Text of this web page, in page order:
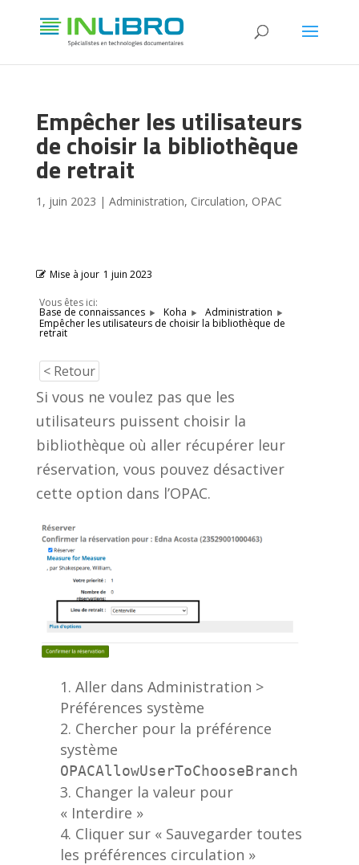
Empêcher les utilisateurs
de choisir la bibliothèque
de retrait
1, juin 2023 | Administration, Circulation, OPAC
Mise à jour 1 juin 2023
Vous êtes ici:
Base de connaissances Koha
Administration
Empêcher les utilisateurs de choisir la bibliothèque de
retrait
< Retour
Si vous ne voulez pas que les
utilisateurs puissent choisir la
bibliothèque où aller récupérer leur
réservation, vous pouvez désactiver
cette option dans l’OPAC.
Aller dans Administration >
Préférences système
Chercher pour la préférence
système
OPACAllowUserToChooseBranch
Changer la valeur pour
« Interdire »
Cliquer sur « Sauvegarder toutes
les préférences circulation »